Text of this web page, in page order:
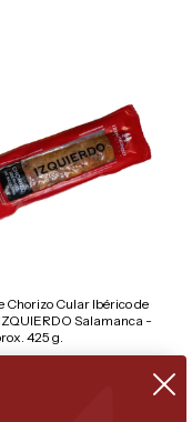
Chorizo Cular Ibérico de
Salamanca -
425 g.